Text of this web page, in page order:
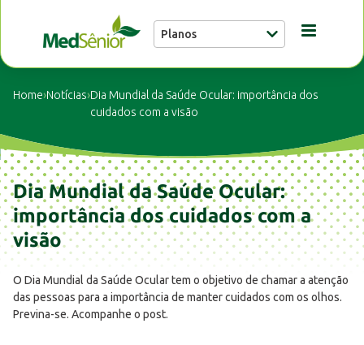
Planos
Unidades
Notícias
Fale conosco
Home›Notícias›Dia Mundial da Saúde Ocular: importância dos
cuidados com a visão
Dia Mundial da Saúde Ocular:
importância dos cuidados com a
visão
O Dia Mundial da Saúde Ocular tem o objetivo de chamar a atenção
das pessoas para a importância de manter cuidados com os olhos.
Previna-se. Acompanhe o post.